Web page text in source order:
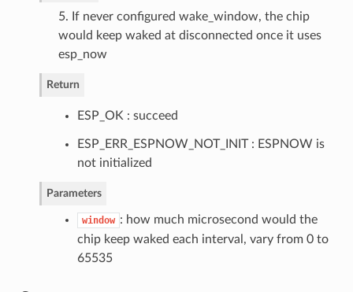
5. If never configured wake_window, the chip
would keep waked at disconnected once it uses
esp_now
Return
ESP_OK : succeed
ESP_ERR_ESPNOW_NOT_INIT : ESPNOW is
not initialized
Parameters
window : how much microsecond would the
chip keep waked each interval, vary from 0 to
65535